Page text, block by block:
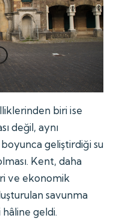
biri ise
değil, aynı
geliştirdiği su
Kent, daha
ve ekonomik
savunma
hâline geldi.